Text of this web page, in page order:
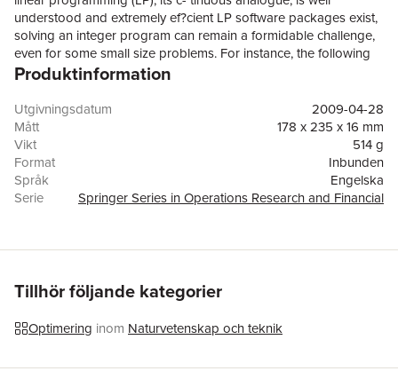
understood and extremely ef?cient LP software packages exist,
solving an integer program can remain a formidable challenge,
even for some small size problems. For instance, the following
small (5-variable) IP problem (called the unbounded knapsack
12223x +12224x +36674x +61119x +85569x = 89643482, 1 2 3 4
5 x ,x ,x ,x ,x?N, 1 2 3 4 5 taken from a list of dif?cult knapsack
problems in Aardal and Lenstra [2], is not solved even by hours
of computing, using for instance the last version of the ef?cient
software package CPLEX.
Nemhauser and Wolsey [113], Schrijver [121], Wolsey [136], and
hand, this book could provide a complement to the above
books as it develops a rather unusual viewpoint.
Produktinformation
Utgivningsdatum
2009-04-28
Mått
178 x 235 x 16 mm
Vikt
514 g
Format
Inbunden
Språk
Engelska
Serie
Springer Series in Operations Research and Financial
Upplaga
2009
ISBN
Tillhör följande kategorier
Optimering inom Naturvetenskap och teknik